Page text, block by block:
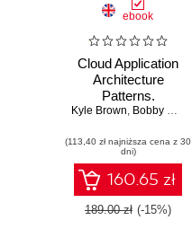
ebook
Cloud Application
Architecture
Patterns.
Designing,
Modernizing for the
Cloud
Kyle Brown, Bobby Woolf
(113,40 zł najniższa cena z 30
dni)
160.65 zł
189.00 zł (-15%)